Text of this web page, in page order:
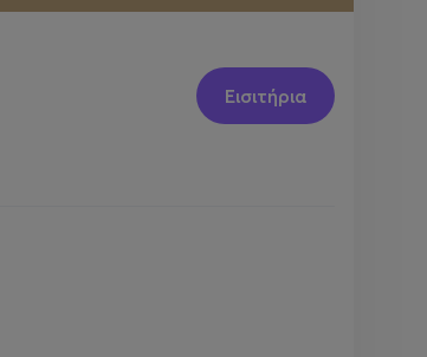
Εισιτήρια